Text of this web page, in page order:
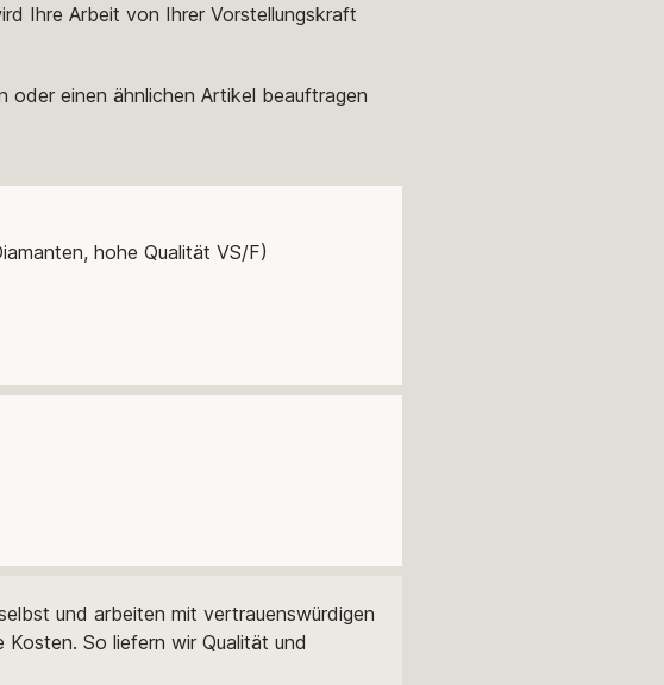
Ihre Arbeit von Ihrer Vorstellungskraft
oder einen ähnlichen Artikel beauftragen
hohe Qualität VS/F)
und arbeiten mit vertrauenswürdigen
So liefern wir Qualität und